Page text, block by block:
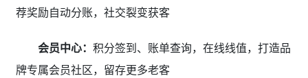
荐奖励自动分账，社交裂变获客
会员中心： 积分签到、账单查询，在线线值，打造品
牌专属会员社区，留存更多老客